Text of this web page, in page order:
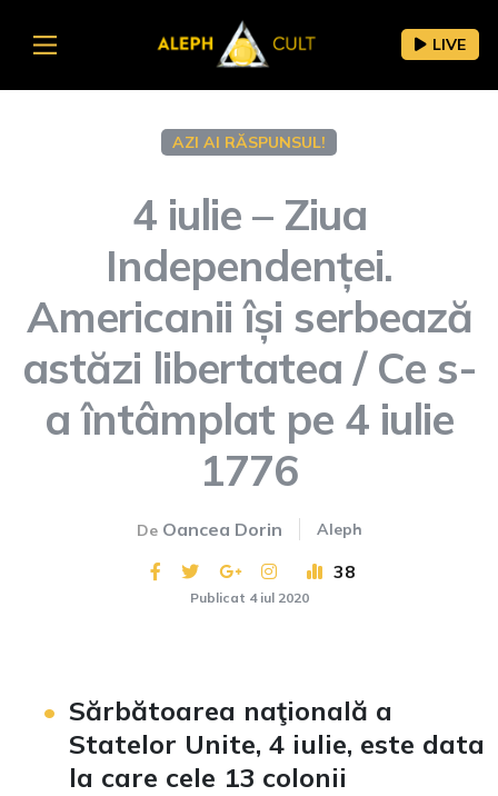
LIVE
AZI AI RĂSPUNSUL!
4 iulie – Ziua
Independenței.
Americanii își serbează
astăzi libertatea / Ce s-
a întâmplat pe 4 iulie
1776
De Oancea Dorin Aleph
38
Publicat 4 iul 2020
Sărbătoarea naţională a
Statelor Unite, 4 iulie, este data
la care cele 13 colonii